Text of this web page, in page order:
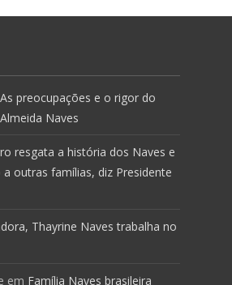
As preocupações e o rigor do
Naves
resgata a história dos Naves e
outras famílias, diz Presidente
Thayrine Naves trabalha no
em Família Naves brasileira